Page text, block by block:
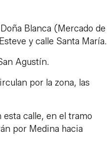
Blanca (Mercado de
y calle Santa María.
Agustín.
por la zona, las
esta calle, en el tramo
por Medina hacia